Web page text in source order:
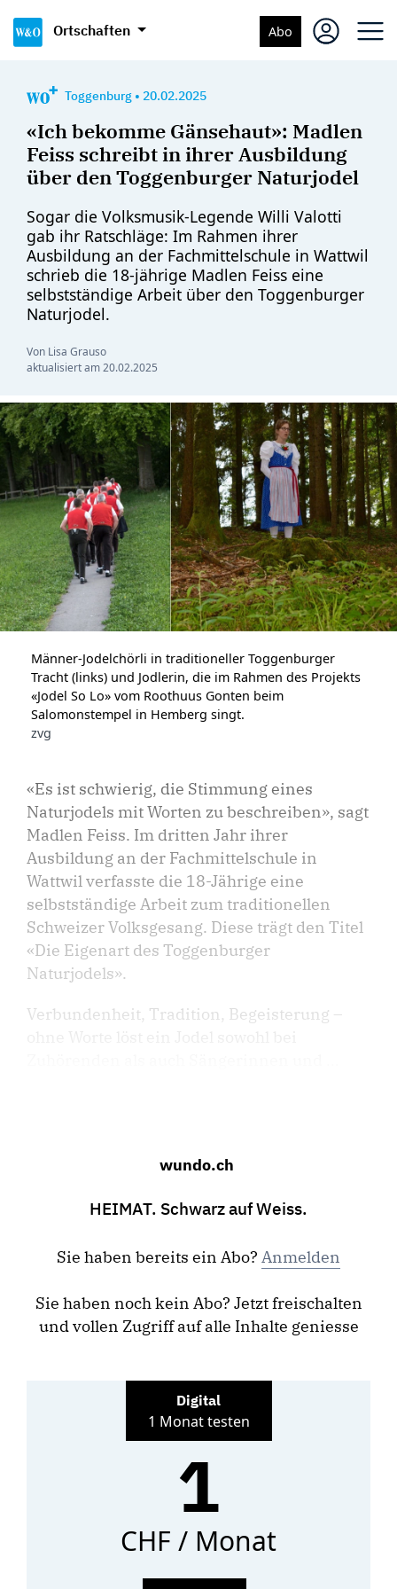
Ortschaften Abo
Toggenburg • 20.02.2025
«Ich bekomme Gänsehaut»: Madlen
Feiss schreibt in ihrer Ausbildung
über den Toggenburger Naturjodel
Sogar die Volksmusik-Legende Willi Valotti
gab ihr Ratschläge: Im Rahmen ihrer
Ausbildung an der Fachmittelschule in Wattwil
schrieb die 18-jährige Madlen Feiss eine
selbstständige Arbeit über den Toggenburger
Naturjodel.
Von Lisa Grauso
aktualisiert am20.02.2025
Männer-Jodelchörli in traditioneller Toggenburger
Tracht (links) und Jodlerin, die im Rahmen des Projekts
«Jodel So Lo» vom Roothuus Gonten beim
Salomonstempel in Hemberg singt.
zvg
«Es ist schwierig, die Stimmung eines
Naturjodels mit Worten zu beschreiben», sagt
Madlen Feiss. Im dritten Jahr ihrer
Ausbildung an der Fachmittelschule in
Wattwil verfasste die 18-Jährige eine
selbstständige Arbeit zum traditionellen
Schweizer Volksgesang. Diese trägt den Titel
«Die Eigenart des Toggenburger
Naturjodels».
Verbundenheit, Tradition, Begeisterung –
wundo.ch
HEIMAT. Schwarz auf Weiss.
Sie haben bereits ein Abo? Anmelden
Sie haben noch kein Abo? Jetzt freischalten
und vollen Zugriff auf alle Inhalte geniesse
Digital
1 Monat testen
1
CHF / Monat